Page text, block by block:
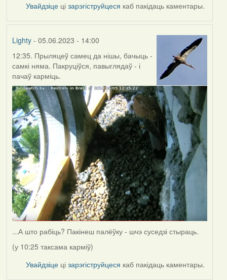
Увайдзіце цізарэгіструйцеся каб пакідаць каментары.
Lighty- 05.06.2023 - 14:00
12:35. Прыляцеў самец да нішы, бачыць -
самкі няма. Пакруціўся, павыглядаў - і
пачаў карміць.
...А што рабіць? Пакінеш палёўку - шчэ суседзі стыраць.
(у 10:25 таксама карміў)
Увайдзіце цізарэгіструйцеся каб пакідаць каментары.